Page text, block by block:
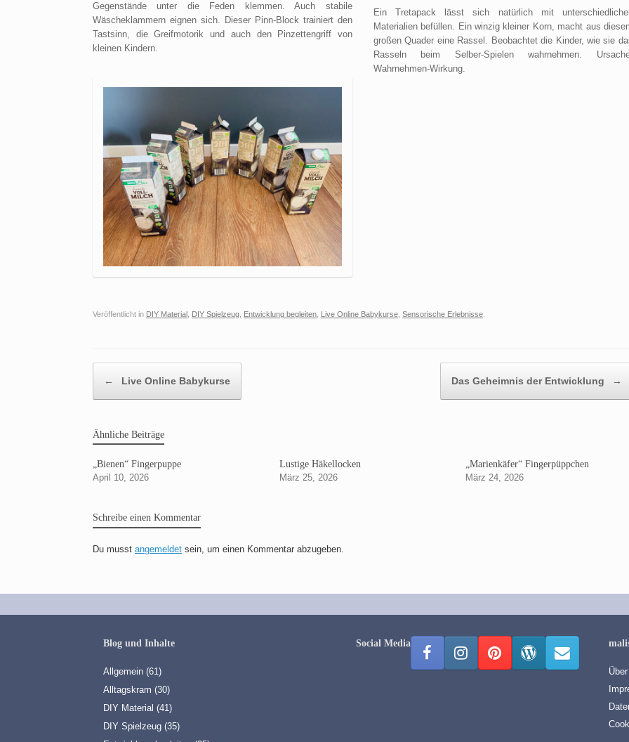
Gegenstände unter die Feden klemmen. Auch stabile
Wäscheklammern eignen sich. Dieser Pinn-Block trainiert den
Tastsinn, die Greifmotorik und auch den Pinzettengriff von
kleinen Kindern.
Ein Tretapack lässt sich natürlich mit
Materialien befüllen. Ein winzig kleiner Korn, macht aus
großen Quader eine Rassel. Beobachtet die Kinder, wie sie
Rasseln beim Selber-Spielen wahrnehmen.
Wahrnehmen-Wirkung.
Veröffentlicht in DIY Material DIY Spielzeug Entwicklung begleiten Live Online Babykurse Sensorische Erlebnisse
← Live Online Babykurse Das Geheimnis der Entwicklung →
Ähnliche Beiträge
„Bienen“ Fingerpuppe
April 10, 2026
Lustige Häkellocken
März 25, 2026
„Marienkäfer“ Fingerpüppchen
März 24, 2026
Schreibe einen Kommentar
Du musst angemeldet sein, um einen Kommentar abzugeben.
Blog und Inhalte
Allgemein (61)
Alltagskram (30)
DIY Material (41)
DIY Spielzeug (35)
Social Media